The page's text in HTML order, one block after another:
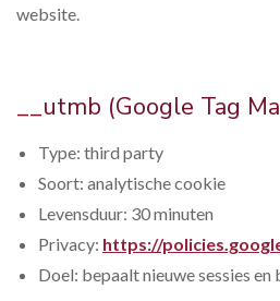
website.
__utmb (Google Tag
Type: third party
Soort: analytische cookie
­Levensduur: 30 minuten
Privacy: https://
Doel: bepaalt nieuwe sessies en